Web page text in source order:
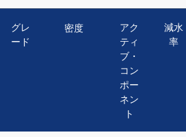
グレ
ード
密度
アク
ティ
ブ・
コン
ポー
ネン
ト
減水
率